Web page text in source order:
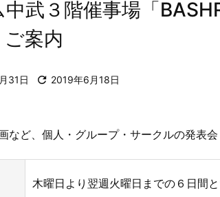
中武３階催事場「
案内
31日  2019年6月18日
など、個人・グループ・サークルの発表
木曜日より翌週火曜日までの６日間